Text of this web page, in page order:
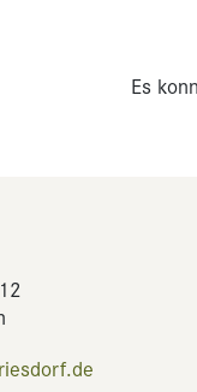
Es